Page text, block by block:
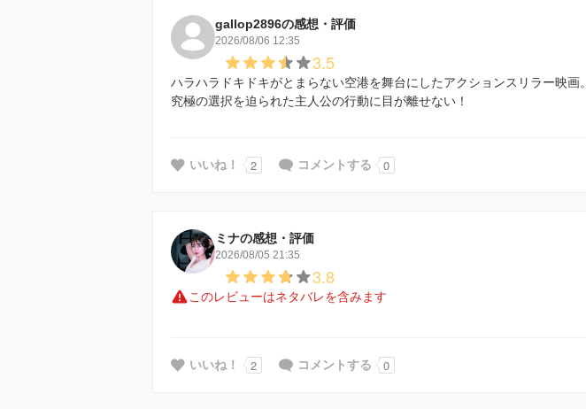
gallop2896の感想・評価
2026/08/06 12:35
3.5
ハラハラドキドキがとまらない空港を舞台にしたアクションスリラー映画。
究極の選択を迫られた主人公の行動に目が離せない！
いいね！ 2 コメントする 0
ミナの感想・評価
2026/08/05 21:35
3.8
このレビューはネタバレを含みます
いいね！ 2 コメントする 0